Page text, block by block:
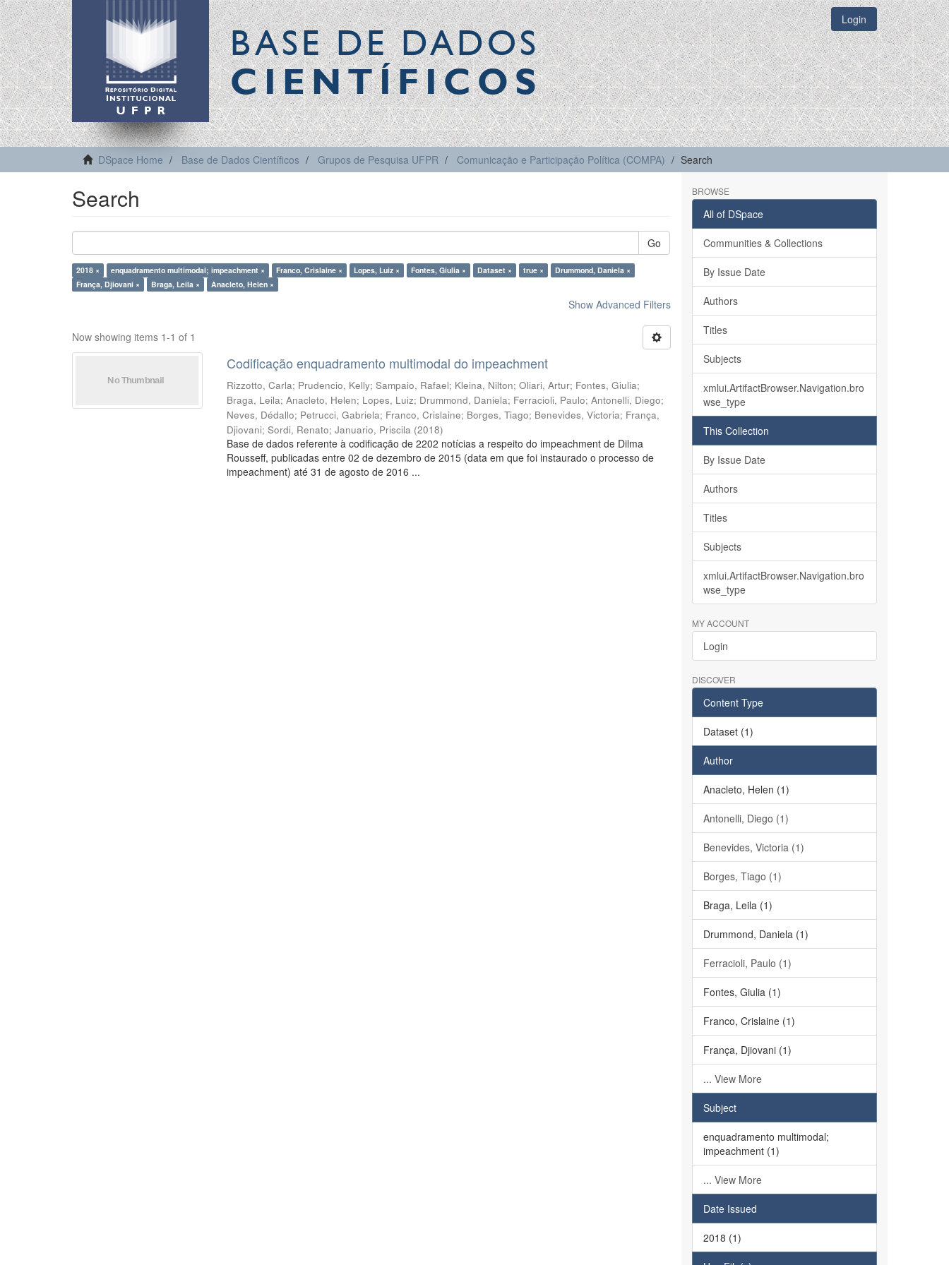
BASE DE DADOS
CIENTÍFICOS
Login
DSpace Home Base de Dados Científicos Grupos de Pesquisa UFPR Comunicação e Participação Política (COMPA) Search
Search
Go
2018 × enquadramento multimodal; impeachment × Franco, Crislaine × Lopes, Luiz × Fontes, Giulia × Dataset × true ×
Drummond, Daniela ×
França, Djiovani ×
Braga, Leila × Anacleto, Helen ×
Show Advanced Filters
Now showing items 1-1 of 1
Codificação enquadramento multimodal do impeachment
Rizzotto, Carla; Prudencio, Kelly;Sampaio, Rafael; Kleina, Nilton;Oliari, Artur; Fontes, Giulia;
Braga, Leila;Anacleto, Helen; Lopes, Luiz; Drummond, Daniela; Ferracioli, Paulo;Antonelli, Diego;
Neves, Dédallo; Petrucci, Gabriela; Franco, Crislaine; Borges, Tiago; Benevides, Victoria; França,
Djiovani;Sordi, Renato;Januario, Priscila (2018)
Base de dados referente à codificação de 2202 notícias a respeito do impeachment de Dilma
Rousseff, publicadas entre 02 de dezembro de 2015 (data em que foi instaurado o processo de
impeachment) até 31 de agosto de 2016 ...
BROWSE
All of DSpace
Communities & Collections
By Issue Date
Authors
Titles
Subjects
xmlui.ArtifactBrowser.Navigation.bro
wse_type
This Collection
By Issue Date
Authors
Titles
Subjects
xmlui.ArtifactBrowser.Navigation.bro
wse_type
MY ACCOUNT
Login
DISCOVER
Content Type
Dataset (1)
Author
Anacleto, Helen (1)
Antonelli, Diego (1)
Benevides, Victoria (1)
Borges, Tiago (1)
Braga, Leila (1)
Drummond, Daniela (1)
Ferracioli, Paulo (1)
Fontes, Giulia (1)
Franco, Crislaine (1)
França, Djiovani (1)
... View More
Subject
enquadramento multimodal;
impeachment (1)
... View More
Date Issued
2018 (1)